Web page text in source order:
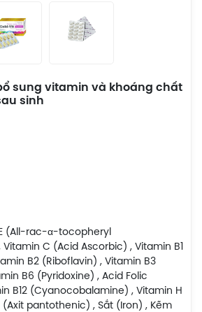
sung vitamin và khoáng chất
sinh
(All-rac-α-tocopheryl
C (Acid Ascorbic) , Vitamin B1
B2 (Riboflavin) , Vitamin B3
B6 (Pyridoxine) , Acid Folic
B12 (Cyanocobalamine) , Vitamin H
(Axit pantothenic) , Sắt (Iron) , Kẽm